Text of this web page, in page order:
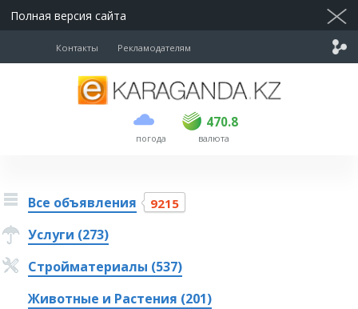
Полная версия сайта
Контакты Рекламодателям
погода
470.8
покупка продажа
USD 468.5 470.8
EUR валюта
Все объявления 9215
Услуги (273)
Стройматериалы (537)
Животные и Растения (201)